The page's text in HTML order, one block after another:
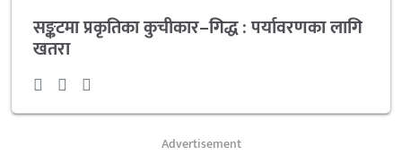
सङ्कटमा प्रकृतिका कुचीकार–गिद्ध : पर्यावरणका लागि
खतरा
Advertisement